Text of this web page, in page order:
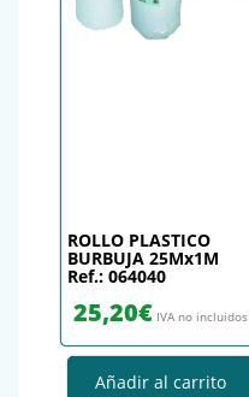
ROLLO PLASTICO
BURBUJA 25Mx1M
Ref.: 064040
25,20€ IVA no incluidos
Añadir al carrito